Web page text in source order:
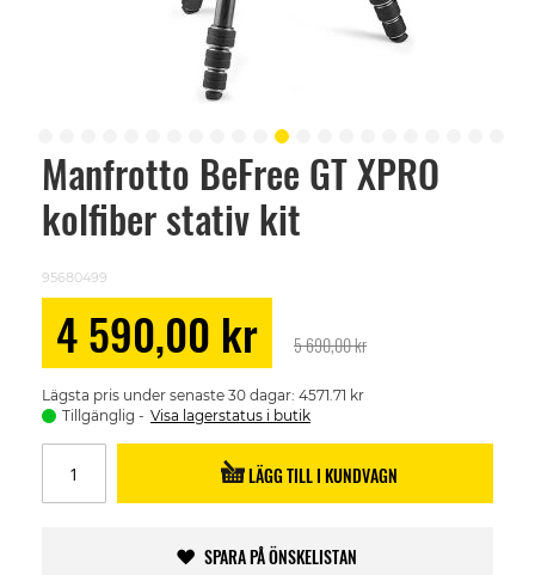
Manfrotto BeFree GT XPRO
kolfiber stativ kit
95680499
Price
4 590,00 kr 5 690,00 kr
Lägsta pris under senaste 30 dagar: 4571.71 kr
Tillgänglig
Visa lagerstatus i butik
LÄGG TILL I KUNDVAGN
SPARA PÅ ÖNSKELISTAN
Skip
beginning
images
gallery